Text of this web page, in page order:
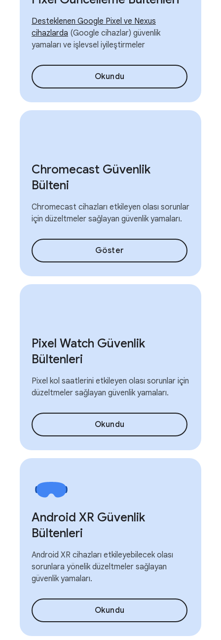
Desteklenen Google Pixel ve Nexus
cihazlarda (Google cihazlar) güvenlik
yamaları ve işlevsel iyileştirmeler
Okundu
Chromecast Güvenlik
Bülteni
Chromecast cihazları etkileyen olası sorunlar
için düzeltmeler sağlayan güvenlik yamaları.
Göster
Pixel Watch Güvenlik
Bültenleri
Pixel kol saatlerini etkileyen olası sorunlar için
düzeltmeler sağlayan güvenlik yamaları.
Okundu
Android XR Güvenlik
Bültenleri
Android XR cihazları etkileyebilecek olası
sorunlara yönelik düzeltmeler sağlayan
güvenlik yamaları.
Okundu